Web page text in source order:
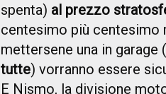
spenta) al prezzo
centesimo più centesimo
mettersene una in garage
tutte) vorranno essere
E Nismo, la divisione